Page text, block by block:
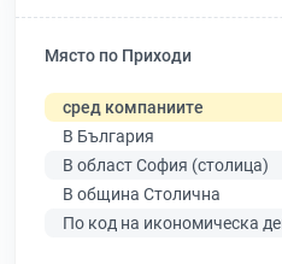
Място по Приходи
сред компаниите
В България
В област София (столица)
В община Столична
По код на икономическа